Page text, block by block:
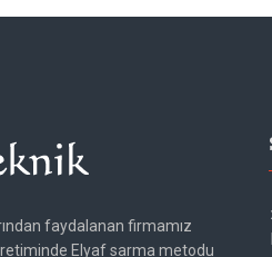
faydalanan firmamız
Elyaf sarma metodu